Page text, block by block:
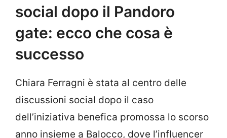
social dopo il Pandoro
gate: ecco che cosa è
successo
Chiara Ferragni è stata al centro delle
discussioni social dopo il caso
dell’iniziativa benefica promossa lo scorso
anno insieme a Balocco, dove l’influencer